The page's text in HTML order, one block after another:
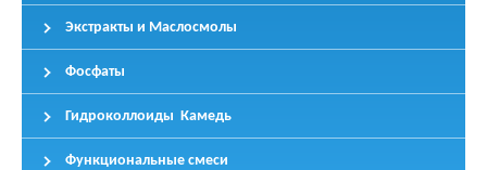
Экстракты и Маслосмолы
Фосфаты
Гидроколлоиды Камедь
Функциональные смеси